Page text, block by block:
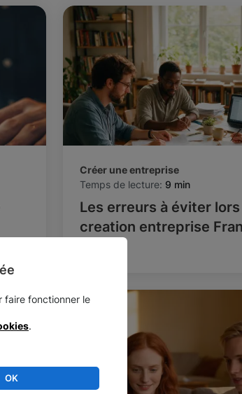
Créer une entreprise
Temps de lecture: 9 min
Les erreurs à éviter lors
creation entreprise
faire fonctionner le
.
OK